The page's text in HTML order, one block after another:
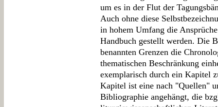
um es in der Flut der
Auch ohne diese
in hohem Umfang die
Handbuch gestellt werden. Die
benannten Grenzen die
thematischen Beschränkung
exemplarisch durch ein Kapitel
Kapitel ist eine nach "Quellen"
Bibliographie angehängt, die